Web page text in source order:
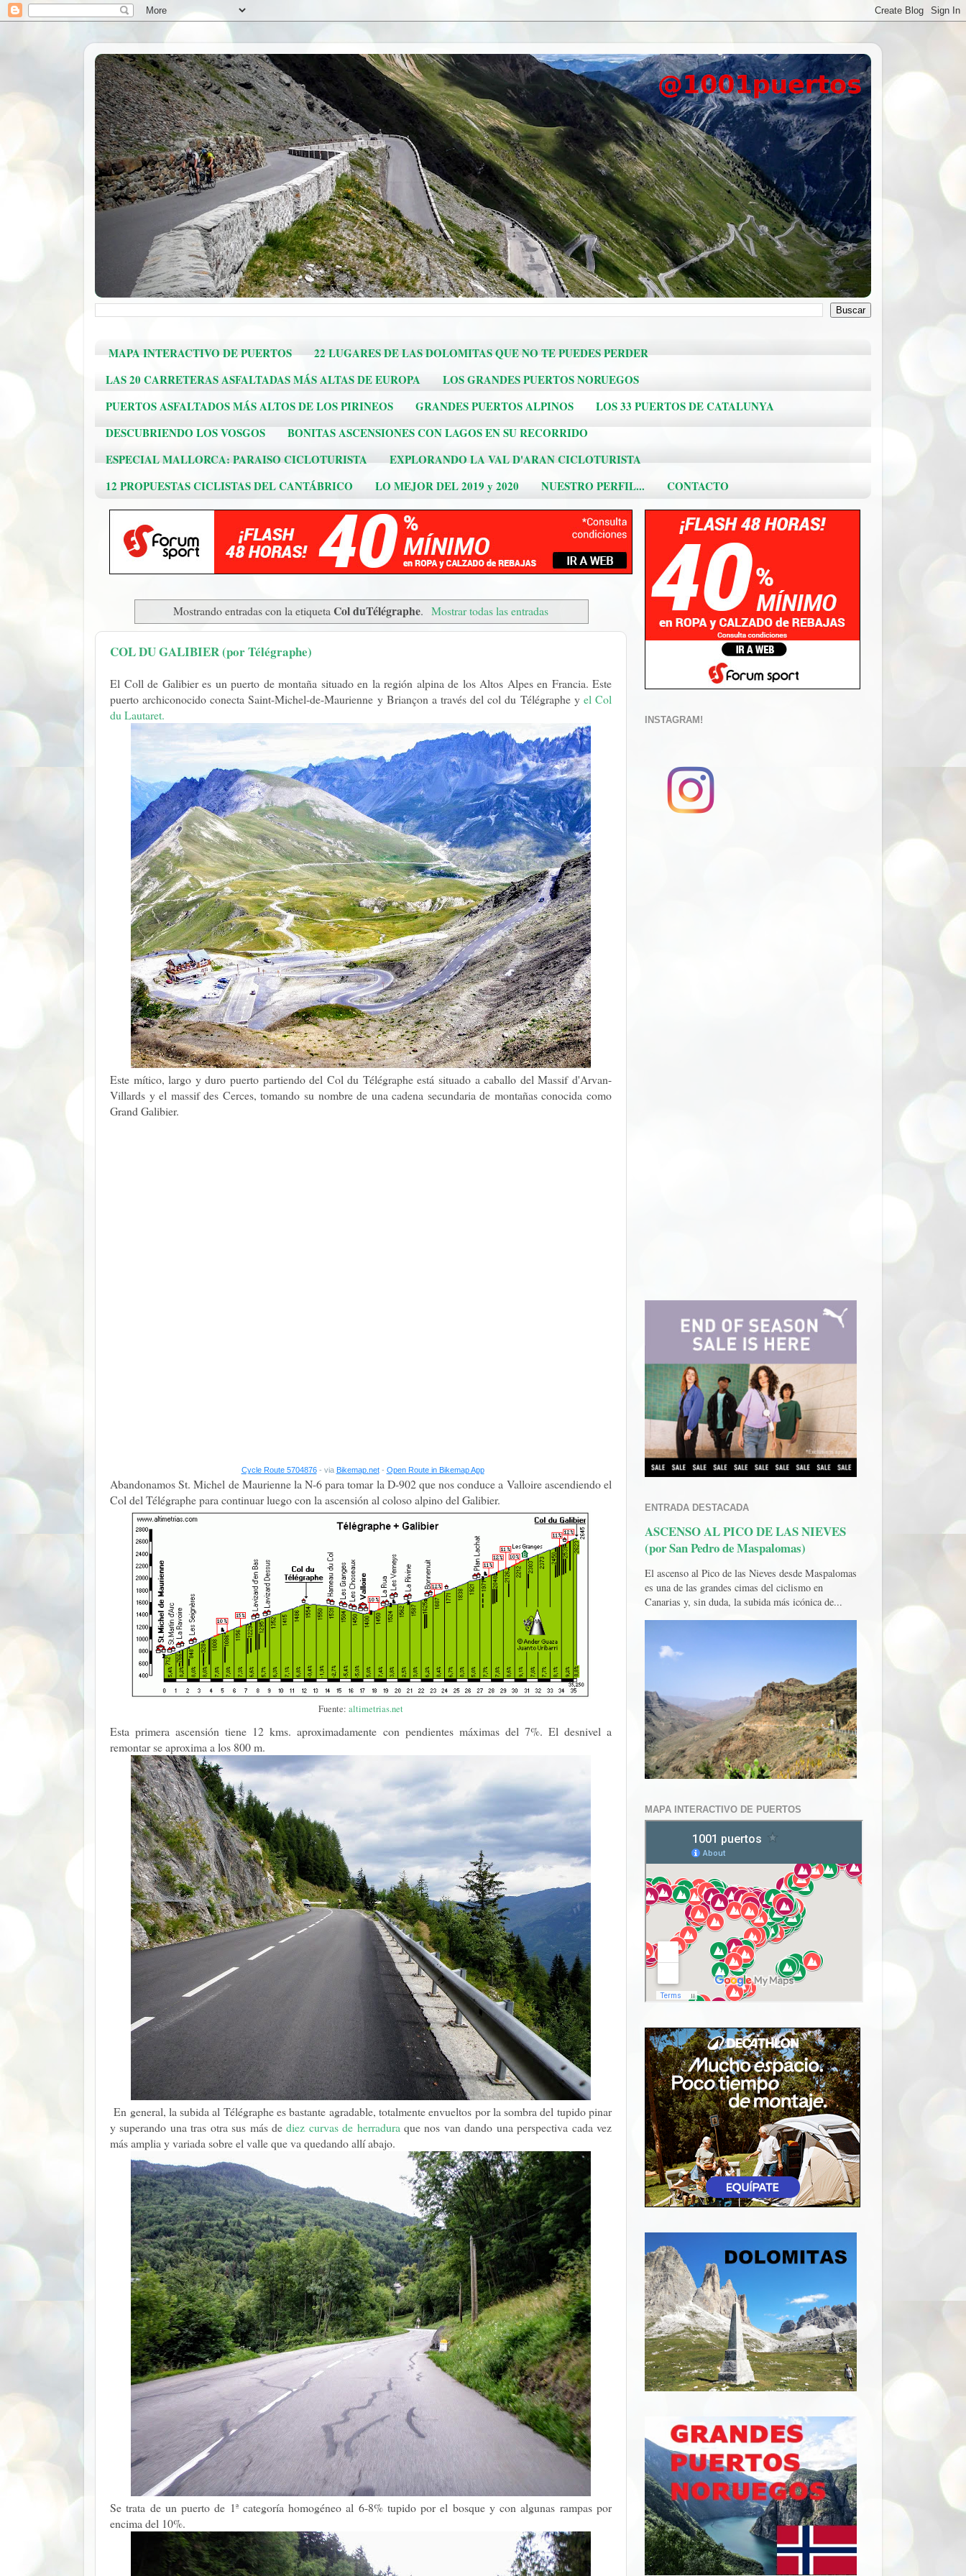
MAPA INTERACTIVO DE PUERTOS
22 LUGARES DE LAS DOLOMITAS QUE NO TE PUEDES PERDER
LAS 20 CARRETERAS ASFALTADAS MÁS ALTAS DE EUROPA
LOS GRANDES PUERTOS NORUEGOS
PUERTOS ASFALTADOS MÁS ALTOS DE LOS PIRINEOS
GRANDES PUERTOS ALPINOS
LOS 33 PUERTOS DE CATALUNYA
DESCUBRIENDO LOS VOSGOS
BONITAS ASCENSIONES CON LAGOS EN SU RECORRIDO
ESPECIAL MALLORCA: PARAISO CICLOTURISTA
EXPLORANDO LA VAL D'ARAN CICLOTURISTA
12 PROPUESTAS CICLISTAS DEL CANTÁBRICO
LO MEJOR DEL 2019 y 2020 NUESTRO PERFIL... CONTACTO
Mostrando entradas con la etiquetaCol duTélégraphe. Mostrar todas las entradas
COL DU GALIBIER (por Télégraphe)
El Coll de Galibier es un puerto de montaña situado en la región alpina de los Altos Alpes en Francia. Este
puerto archiconocido conecta Saint-Michel-de-Maurienne y Briançon a través del col du Télégraphe y elCol
du Lautaret.
Este mítico, largo y duro puerto partiendo del Col du Télégraphe está situado a caballo del Massif d'Arvan-
Villards y el massif des Cerces, tomando su nombre de una cadena secundaria de montañas conocida como
Grand Galibier.
Cycle Route 5704876- via Bikemap.net- Open Route in Bikemap App
Abandonamos St. Michel de Maurienne la N-6 para tomar la D-902 que nos conduce a Valloire ascendiendo el
Col del Télégraphe para continuar luego con la ascensión al coloso alpino del Galibier.
Fuente: altimetrias.net
Esta primera ascensión tiene 12 kms. aproximadamente con pendientes máximas del 7%. El desnivel a
remontar se aproxima a los 800 m.
En general, la subida al Télégraphe es bastante agradable, totalmente envueltos por la sombra del tupido pinar
y superando una tras otra sus más dediez curvas de herradura que nos van dando una perspectiva cada vez
más amplia y variada sobre el valle que va quedando allí abajo.
Se trata de un puerto de 1ª categoría homogéneo al 6-8% tupido por el bosque y con algunas rampas por
encima del 10%.
INSTAGRAM!
ENTRADA DESTACADA
ASCENSO AL PICO DE LAS NIEVES
(por San Pedro de Maspalomas)
El ascenso al Pico de las Nieves desde Maspalomas
es una de las grandes cimas del ciclismo en
Canarias y, sin duda, la subida más icónica de...
MAPA INTERACTIVO DE PUERTOS